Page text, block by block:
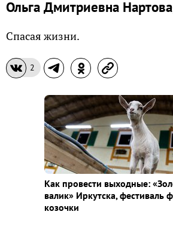
Ольга Дмитриевна
Спасая жизни.
2
Как провести выходные:
валик» Иркутска, фестиваль
козочки